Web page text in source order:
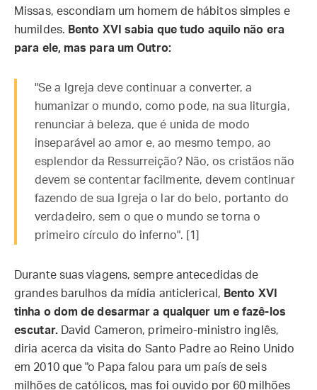
Missas, escondiam um homem de hábitos simples e
humildes. Bento XVI sabia que tudo aquilo não era
para ele, mas para um Outro:
"Se a Igreja deve continuar a converter, a
humanizar o mundo, como pode, na sua liturgia,
renunciar à beleza, que é unida de modo
inseparável ao amor e, ao mesmo tempo, ao
esplendor da Ressurreição? Não, os cristãos não
devem se contentar facilmente, devem continuar
fazendo de sua Igreja o lar do belo, portanto do
verdadeiro, sem o que o mundo se torna o
primeiro círculo do inferno". [1]
Durante suas viagens, sempre antecedidas de
grandes barulhos da mídia anticlerical, Bento XVI
tinha o dom de desarmar a qualquer um e fazê-los
escutar.David Cameron, primeiro-ministro inglês,
diria acerca da visita do Santo Padre ao Reino Unido
em 2010 que "o Papa falou para um país de seis
milhões de católicos, mas foi ouvido por 60 milhões